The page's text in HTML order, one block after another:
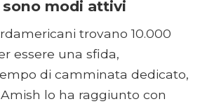
modi attivi
trovano 10.000
essere una sfida,
di camminata dedicato,
lo ha raggiunto con